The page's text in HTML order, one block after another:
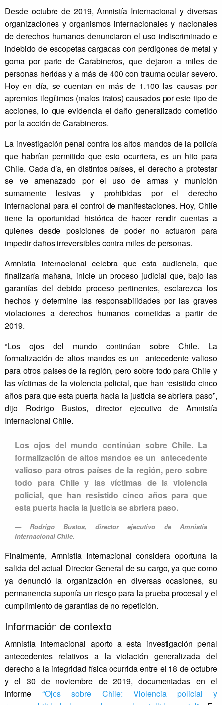
Desde octubre de 2019, Amnistía Internacional y diversas
organizaciones y organismos internacionales y nacionales
de derechos humanos denunciaron el uso indiscriminado e
indebido de escopetas cargadas con perdigones de metal y
goma por parte de Carabineros, que dejaron a miles de
personas heridas y a más de 400 con trauma ocular severo.
Hoy en día, se cuentan en más de 1.100 las causas por
apremios ilegítimos (malos tratos) causados por este tipo de
acciones, lo que evidencia el daño generalizado cometido
por la acción de Carabineros.
La investigación penal contra los altos mandos de la policía
que habrían permitido que esto ocurriera, es un hito para
Chile. Cada día, en distintos países, el derecho a protestar
se ve amenazado por el uso de armas y munición
sumamente lesivas y prohibidas por el derecho
internacional para el control de manifestaciones. Hoy, Chile
tiene la oportunidad histórica de hacer rendir cuentas a
quienes desde posiciones de poder no actuaron para
impedir daños irreversibles contra miles de personas.
Amnistía Internacional celebra que esta audiencia, que
finalizaría mañana, inicie un proceso judicial que, bajo las
garantías del debido proceso pertinentes, esclarezca los
hechos y determine las responsabilidades por las graves
violaciones a derechos humanos cometidas a partir de
2019.
“Los ojos del mundo continúan sobre Chile. La
formalización de altos mandos es un antecedente valioso
para otros países de la región, pero sobre todo para Chile y
las víctimas de la violencia policial, que han resistido cinco
años para que esta puerta hacia la justicia se abriera paso”,
dijo Rodrigo Bustos, director ejecutivo de Amnistía
Internacional Chile.
Los ojos del mundo continúan sobre Chile. La
formalización de altos mandos es un antecedente
valioso para otros países de la región, pero sobre
todo para Chile y las víctimas de la violencia
policial, que han resistido cinco años para que
esta puerta hacia la justicia se abriera paso.
Rodrigo Bustos, director ejecutivo de Amnistía
Internacional Chile.
Finalmente, Amnistía Internacional considera oportuna la
salida del actual Director General de su cargo, ya que como
ya denunció la organización en diversas ocasiones, su
permanencia suponía un riesgo para la prueba procesal y el
cumplimiento de garantías de no repetición.
Información de contexto
Amnistía Internacional aportó a esta investigación penal
antecedentes relativos a la violación generalizada del
derecho a la integridad física ocurrida entre el 18 de octubre
y el 30 de noviembre de 2019, documentadas en el
informe “Ojos sobre Chile: Violencia policial y